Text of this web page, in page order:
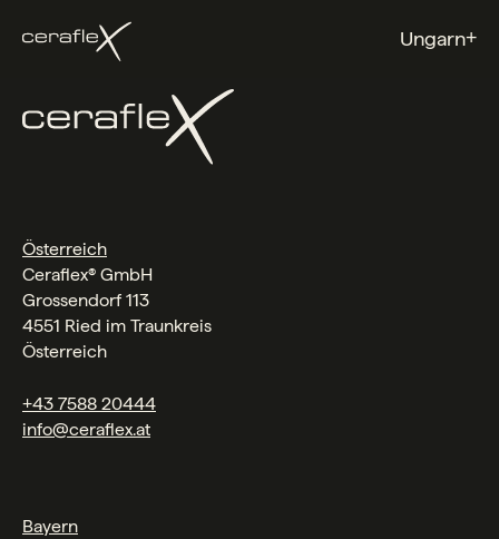
Ungarn+
Österreich
Ceraflex® GmbH
Grossendorf 113
4551 Ried im Traunkreis
Österreich
+43 7588 20444
info@ceraflex.at
Bayern